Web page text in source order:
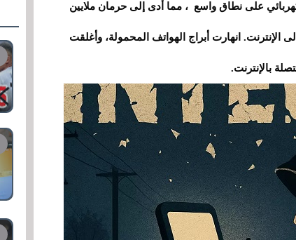
على نطاق واسع ، مما أدى إلى حرمان ملايين
الإنترنت. انهارت أبراج الهواتف المحمولة، وأغلقت
بالإنترنت.